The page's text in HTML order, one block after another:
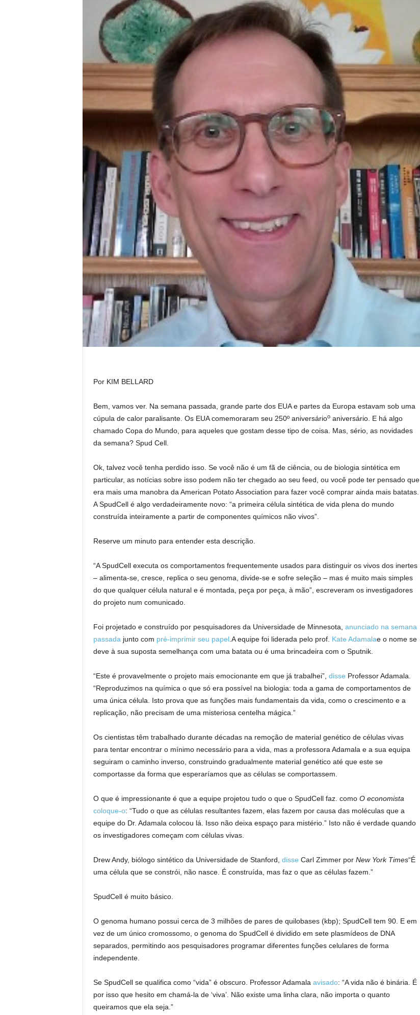
Por KIM BELLARD
Bem, vamos ver. Na semana passada, grande parte dos EUA e partes da Europa estavam sob uma
cúpula de calor paralisante. Os EUA comemoraram seu 250º aniversáriooaniversário. E há algo
chamado Copa do Mundo, para aqueles que gostam desse tipo de coisa. Mas, sério, as novidades
da semana? Spud Cell.
Ok, talvez você tenha perdido isso. Se você não é um fã de ciência, ou de biologia sintética em
particular, as notícias sobre isso podem não ter chegado ao seu feed, ou você pode ter pensado que
era mais uma manobra da American Potato Association para fazer você comprar ainda mais batatas.
A SpudCell é algo verdadeiramente novo: “a primeira célula sintética de vida plena do mundo
construída inteiramente a partir de componentes químicos não vivos”.
Reserve um minuto para entender esta descrição.
“A SpudCell executa os comportamentos frequentemente usados ​​para distinguir os vivos dos inertes
– alimenta-se, cresce, replica o seu genoma, divide-se e sofre seleção – mas é muito mais simples
do que qualquer célula natural e é montada, peça por peça, à mão”, escreveram os investigadores
do projeto num comunicado.
Foi projetado e construído por pesquisadores da Universidade de Minnesota, anunciado na semana
passada junto com pré-imprimir seu papel.A equipe foi liderada pelo prof. Kate Adamalae o nome se
deve à sua suposta semelhança com uma batata ou é uma brincadeira com o Sputnik.
“Este é provavelmente o projeto mais emocionante em que já trabalhei”, disse Professor Adamala.
“Reproduzimos na química o que só era possível na biologia: toda a gama de comportamentos de
uma única célula. Isto prova que as funções mais fundamentais da vida, como o crescimento e a
replicação, não precisam de uma misteriosa centelha mágica.”
Os cientistas têm trabalhado durante décadas na remoção de material genético de células vivas
para tentar encontrar o mínimo necessário para a vida, mas a professora Adamala e a sua equipa
seguiram o caminho inverso, construindo gradualmente material genético até que este se
comportasse da forma que esperaríamos que as células se comportassem.
O que é impressionante é que a equipe projetou tudo o que o SpudCell faz. como O economista
coloque-o: “Tudo o que as células resultantes fazem, elas fazem por causa das moléculas que a
equipe do Dr. Adamala colocou lá. Isso não deixa espaço para mistério.” Isto não é verdade quando
os investigadores começam com células vivas.
Drew Andy, biólogo sintético da Universidade de Stanford, disse Carl Zimmer por New York Times“É
uma célula que se constrói, não nasce. É construída, mas faz o que as células fazem.”
SpudCell é muito básico.
O genoma humano possui cerca de 3 milhões de pares de quilobases (kbp); SpudCell tem 90. E em
vez de um único cromossomo, o genoma do SpudCell é dividido em sete plasmídeos de DNA
separados, permitindo aos pesquisadores programar diferentes funções celulares de forma
independente.
Se SpudCell se qualifica como “vida” é obscuro. Professor Adamala avisado: “A vida não é binária. É
por isso que hesito em chamá-la de ‘viva’. Não existe uma linha clara, não importa o quanto
queiramos que ela seja.”